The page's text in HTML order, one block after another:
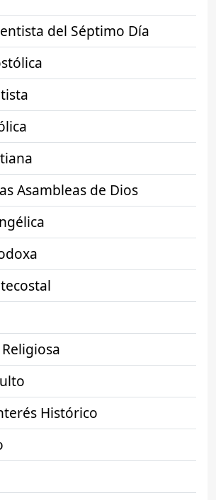
del Séptimo Día
Asambleas de Dios
Histórico